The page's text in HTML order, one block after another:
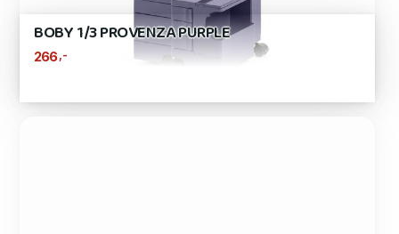
BOBY 1/3 PROVENZA PURPLE
266,-